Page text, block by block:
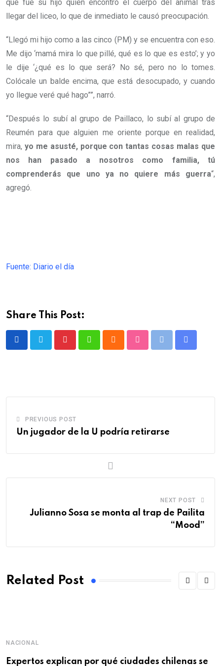
que fue su hijo quien encontró el cuerpo del animal tras
llegar del liceo, lo que de inmediato le causó preocupación.
“Llegó mi hijo como a las cinco (PM) y se encuentra con eso.
Me dijo ‘mamá mira lo que pillé, qué es lo que es esto’; y yo
le dije ‘¿qué es lo que será? No sé, pero no lo tomes.
Colócale un balde encima, que está desocupado, y cuando
yo llegue veré qué hago””, narró.
“Después lo subí al grupo de Paillaco, lo subí al grupo de
Reumén para que alguien me oriente porque en realidad,
mira, yo me asusté, porque con tantas cosas malas que
nos han pasado a nosotros como familia, tú
comprenderás que uno ya no quiere más guerra“,
agregó.
Fuente: Diario el día
Share This Post:
PREVIOUS POST
Un jugador de la U podría retirarse
NEXT POST
Julianno Sosa se monta al trap de Pailita
“Mood”
Related Post
NACIONAL
Expertos explican por qué ciudades chilenas se